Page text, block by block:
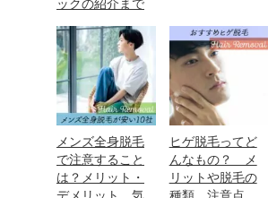
ックの紹介まで
メンズ全身脱毛
で注意すること
は？メリット・
ヒゲ脱毛ってど
んなもの？ メ
リットや脱毛の